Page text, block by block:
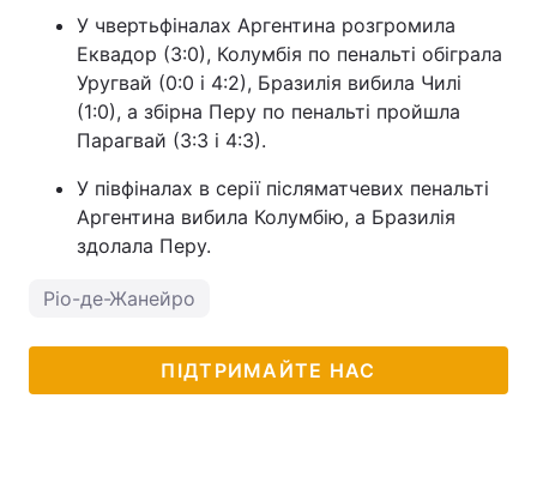
У чвертьфіналах Аргентина розгромила
Еквадор (3:0), Колумбія по пенальті обіграла
Уругвай (0:0 і 4:2), Бразилія вибила Чилі
(1:0), а збірна Перу по пенальті пройшла
Парагвай (3:3 і 4:3).
У півфіналах в серії післяматчевих пенальті
Аргентина вибила Колумбію, а Бразилія
здолала Перу.
Ріо-де-Жанейро
ПІДТРИМАЙТЕ НАС